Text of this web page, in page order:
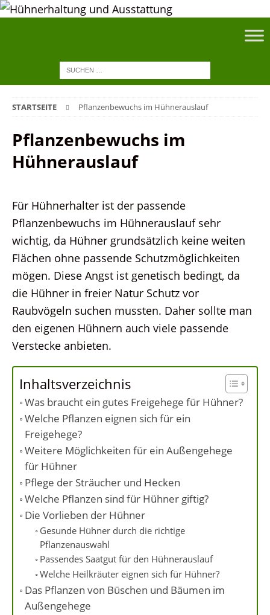
STARTSEITE Pflanzenbewuchs im Hühnerauslauf
Pflanzenbewuchs im
Hühnerauslauf
Für Hühnerhalter ist der passende
Pflanzenbewuchs im Hühnerauslauf sehr
wichtig, da Hühner grundsätzlich keine weiten
Flächen ohne passende Schutzmöglichkeiten
mögen. Diese Angst ist genetisch bedingt, da
die Hühner in freier Natur Schutz vor
Raubvögeln suchen mussten. Daher sollte man
den eigenen Hühnern auch viele passende
Verstecke anbieten.
Inhaltsverzeichnis
Was braucht ein gutes Freigehege für Hühner?
Welche Pflanzen eignen sich für ein
Freigehege?
Weitere Möglichkeiten für ein Außengehege
für Hühner
Pflege der Sträucher und Hecken
Welche Pflanzen sind für Hühner giftig?
Die Vorlieben der Hühner
Gesunde Hühner durch die richtige
Pflanzenauswahl
Passendes Saatgut für den Hühnerauslauf
Welche Heilkräuter eignen sich für Hühner?
Das Pflanzen von Büschen und Bäumen im
Außengehege